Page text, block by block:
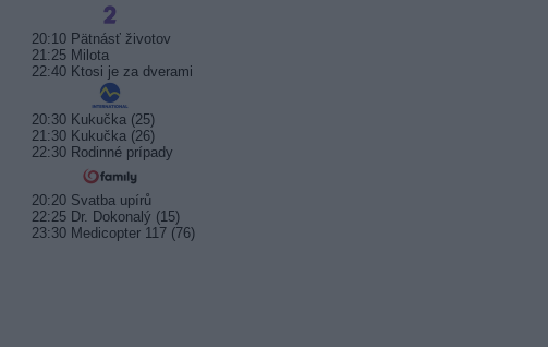
20:10 Pätnásť životov
21:25 Milota
22:40 Ktosi je za dverami
20:30 Kukučka (25)
21:30 Kukučka (26)
22:30 Rodinné prípady
20:20 Svatba upírů
22:25 Dr. Dokonalý (15)
23:30 Medicopter 117 (76)